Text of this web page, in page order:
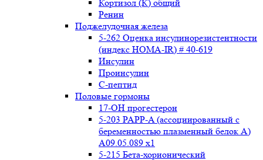
Кортизол (К) общий
Ренин
Поджелудочная железа
5-262 Оценка инсулинорезистентности
(индекс HOMA-IR) # 40-619
Инсулин
Проинсулин
С-пептид
Половые гормоны
17-ОН прогестерон
5-203 PAPP-A (ассоциированный с
беременностью плазменный белок А)
А09.05.089 x1
5-215 Бета-хорионический